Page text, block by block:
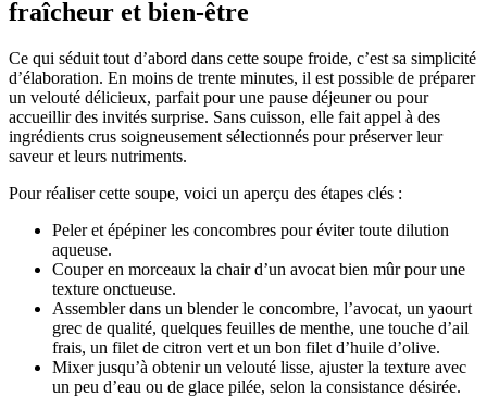
fraîcheur et bien-être
Ce qui séduit tout d’abord dans cette soupe froide, c’est sa simplicité
d’élaboration. En moins de trente minutes, il est possible de préparer
un velouté délicieux, parfait pour une pause déjeuner ou pour
accueillir des invités surprise. Sans cuisson, elle fait appel à des
ingrédients crus soigneusement sélectionnés pour préserver leur
saveur et leurs nutriments.
Pour réaliser cette soupe, voici un aperçu des étapes clés :
Peler et épépiner les concombres pour éviter toute dilution
aqueuse.
Couper en morceaux la chair d’un avocat bien mûr pour une
texture onctueuse.
Assembler dans un blender le concombre, l’avocat, un yaourt
grec de qualité, quelques feuilles de menthe, une touche d’ail
frais, un filet de citron vert et un bon filet d’huile d’olive.
Mixer jusqu’à obtenir un velouté lisse, ajuster la texture avec
un peu d’eau ou de glace pilée, selon la consistance désirée.